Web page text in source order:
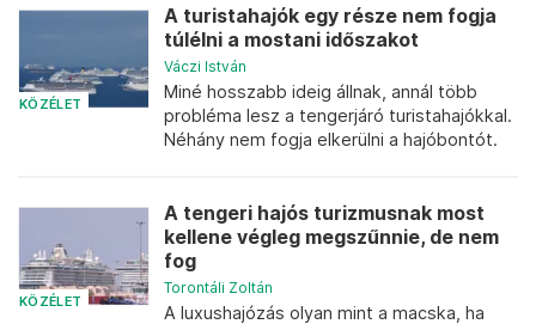
KÖZÉLET
A turistahajók egy része nem fogja
túlélni a mostani időszakot
Váczi István
Miné hosszabb ideig állnak, annál több
probléma lesz a tengerjáró turistahajókkal.
Néhány nem fogja elkerülni a hajóbontót.
KÖZÉLET
A tengeri hajós turizmusnak most
kellene végleg megszűnnie, de nem
fog
Torontáli Zoltán
A luxushajózás olyan mint a macska, ha